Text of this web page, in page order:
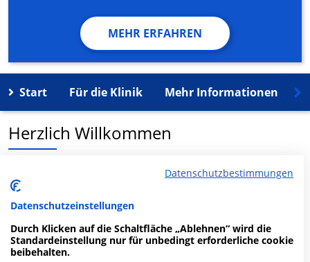
MEHR ERFAHREN
Start Für die Klinik Mehr Informationen
Herzlich Willkommen
MVZ des Städtischen Klinikums Dessau Nbst. Zerbst in
der Alte Brücke 37 ist ein medizinisches
Versorgungszentrum in Zerbst.
Mehr Informationen
Datenschutzbestimmungen
Datenschutzeinstellungen
Durch Klicken auf die Schaltfläche „Ablehnen“ wird die
Standardeinstellung nur für unbedingt erforderliche cookie
beibehalten.